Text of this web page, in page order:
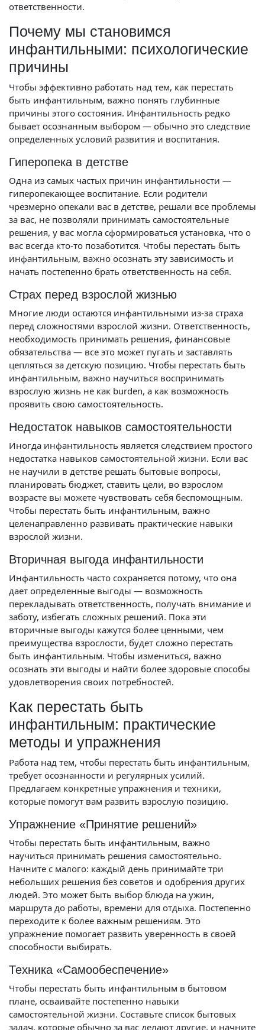
ответственности.
Почему мы становимся
инфантильными: психологические
причины
Чтобы эффективно работать над тем, как перестать
быть инфантильным, важно понять глубинные
причины этого состояния. Инфантильность редко
бывает осознанным выбором — обычно это следствие
определенных условий развития и воспитания.
Гиперопека в детстве
Одна из самых частых причин инфантильности —
гиперопекающее воспитание. Если родители
чрезмерно опекали вас в детстве, решали все проблемы
за вас, не позволяли принимать самостоятельные
решения, у вас могла сформироваться установка, что о
вас всегда кто-то позаботится. Чтобы перестать быть
инфантильным, важно осознать эту зависимость и
начать постепенно брать ответственность на себя.
Страх перед взрослой жизнью
Многие люди остаются инфантильными из-за страха
перед сложностями взрослой жизни. Ответственность,
необходимость принимать решения, финансовые
обязательства — все это может пугать и заставлять
цепляться за детскую позицию. Чтобы перестать быть
инфантильным, важно научиться воспринимать
взрослую жизнь не как burden, а как возможность
проявить свою самостоятельность.
Недостаток навыков самостоятельности
Иногда инфантильность является следствием простого
недостатка навыков самостоятельной жизни. Если вас
не научили в детстве решать бытовые вопросы,
планировать бюджет, ставить цели, во взрослом
возрасте вы можете чувствовать себя беспомощным.
Чтобы перестать быть инфантильным, важно
целенаправленно развивать практические навыки
взрослой жизни.
Вторичная выгода инфантильности
Инфантильность часто сохраняется потому, что она
дает определенные выгоды — возможность
перекладывать ответственность, получать внимание и
заботу, избегать сложных решений. Пока эти
вторичные выгоды кажутся более ценными, чем
преимущества взрослости, будет сложно перестать
быть инфантильным. Чтобы измениться, важно
осознать эти выгоды и найти более здоровые способы
удовлетворения своих потребностей.
Как перестать быть
инфантильным: практические
методы и упражнения
Работа над тем, чтобы перестать быть инфантильным,
требует осознанности и регулярных усилий.
Предлагаем конкретные упражнения и техники,
которые помогут вам развить взрослую позицию.
Упражнение «Принятие решений»
Чтобы перестать быть инфантильным, важно
научиться принимать решения самостоятельно.
Начните с малого: каждый день принимайте три
небольших решения без советов и одобрения других
людей. Это может быть выбор блюда на ужин,
маршрута до работы, времени для отдыха. Постепенно
переходите к более важным решениям. Это
упражнение помогает развить уверенность в своей
способности выбирать.
Техника «Самообеспечение»
Чтобы перестать быть инфантильным в бытовом
плане, осваивайте постепенно навыки
самостоятельной жизни. Составьте список бытовых
задач, которые обычно за вас делают другие, и начните